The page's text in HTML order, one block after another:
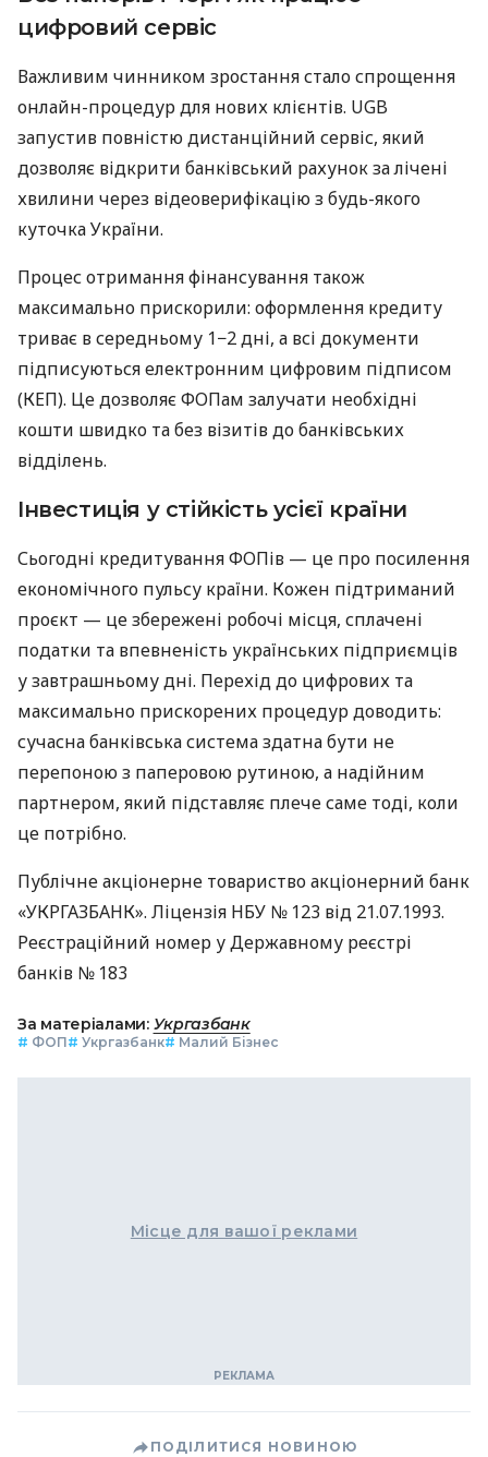
цифровий сервіс
Важливим чинником зростання стало спрощення
онлайн-процедур для нових клієнтів. UGB
запустив повністю дистанційний сервіс, який
дозволяє відкрити банківський рахунок за лічені
хвилини через відеоверифікацію з будь-якого
куточка України.
Процес отримання фінансування також
максимально прискорили: оформлення кредиту
триває в середньому 1−2 дні, а всі документи
підписуються електронним цифровим підписом
(КЕП). Це дозволяє ФОПам залучати необхідні
кошти швидко та без візитів до банківських
відділень.
Інвестиція у стійкість усієї країни
Сьогодні кредитування ФОПів — це про посилення
економічного пульсу країни. Кожен підтриманий
проєкт — це збережені робочі місця, сплачені
податки та впевненість українських підприємців
у завтрашньому дні. Перехід до цифрових та
максимально прискорених процедур доводить:
сучасна банківська система здатна бути не
перепоною з паперовою рутиною, а надійним
партнером, який підставляє плече саме тоді, коли
це потрібно.
Публічне акціонерне товариство акціонерний банк
«УКРГАЗБАНК». Ліцензія НБУ № 123 від 21.07.1993.
Реєстраційний номер у Державному реєстрі
банків № 183
За матеріалами: Укргазбанк
# ФОП# Укргазбанк# Малий Бізнес
Місце для вашої реклами
ПОДІЛИТИСЯ НОВИНОЮ